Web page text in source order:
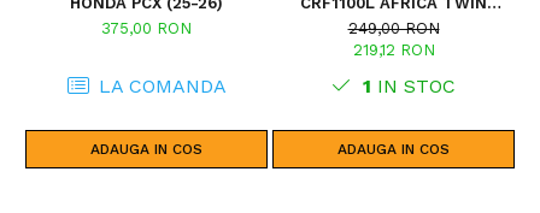
375,00 RON
LA COMANDA
ADAUGA IN COS
ADVENTURE SPORTS (20 - 23)
CRF1100L AFRICA TWIN
ADVENTURE SPORTS (24)
CRF1100L AFRICA TWIN (20 -
249,00 RON
219,12 RON
1 IN STOC
ADAUGA IN COS